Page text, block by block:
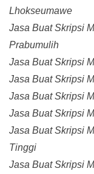
Lhokseumawe
Jasa Buat Skripsi
Prabumulih
Jasa Buat Skripsi
Jasa Buat Skripsi
Jasa Buat Skripsi
Jasa Buat Skripsi
Jasa Buat Skripsi
Tinggi
Jasa Buat Skripsi